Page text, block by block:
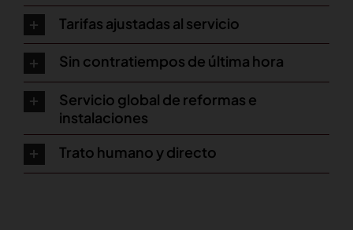
Tarifas ajustadas al servicio
Sin contratiempos de última hora
Servicio global de reformas e
instalaciones
Trato humano y directo